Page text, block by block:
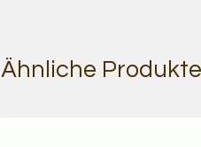
Ähnliche Produkte